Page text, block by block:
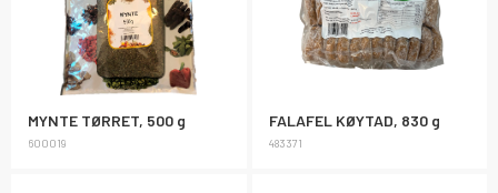
MYNTE TØRRET, 500 g
600019
FALAFEL KØYTAD, 830 g
483371